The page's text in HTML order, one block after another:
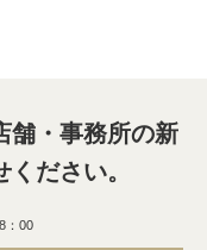
舗・事務所の新
ださい。
：00